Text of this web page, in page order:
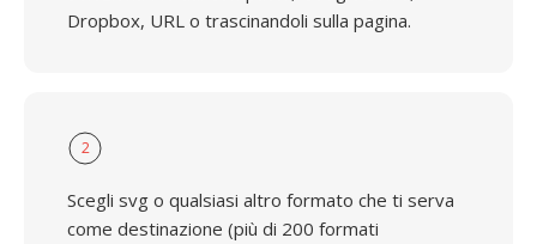
Dropbox, URL o trascinandoli sulla pagina.
2
Scegli svg o qualsiasi altro formato che ti serva
come destinazione (più di 200 formati